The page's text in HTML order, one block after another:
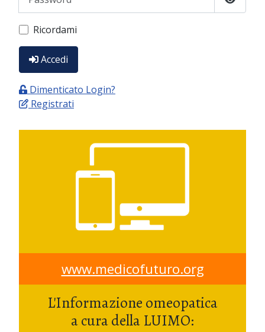
Show
Ricordami
Accedi
Dimenticato Login?
Registrati
www.medicofuturo.org
L'Informazione omeopatica
a cura della LUIMO: